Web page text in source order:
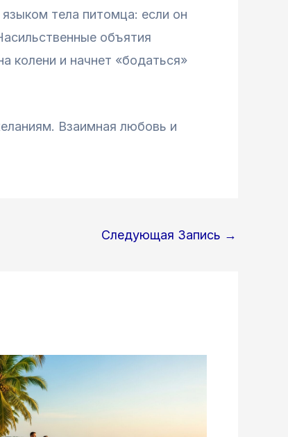
тела питомца: если он
объятия
колени и начнет «бодаться»
Взаимная любовь и
Следующая Запись →